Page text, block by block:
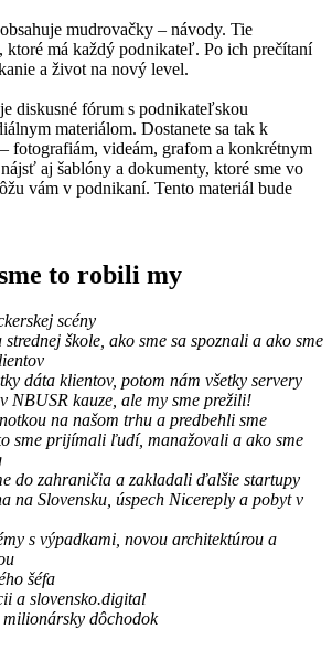
mudrovačky – návody. Tie
ktoré má každý podnikateľ. Po ich prečítaní
a život na nový level.
diskusné fórum s podnikateľskou
materiálom. Dostanete sa tak k
fotografiám, videám, grafom a konkrétnym
aj šablóny a dokumenty, ktoré sme vo
vám v podnikaní. Tento materiál bude
to robili my
scény
škole, ako sme sa spoznali a ako sme
dáta klientov, potom nám všetky servery
NBUSR kauze, ale my sme prežili!
na našom trhu a predbehli sme
sme prijímali ľudí, manažovali a ako sme
do zahraničia a zakladali ďalšie startupy
na Slovensku, úspech Nicereply a pobyt v
s výpadkami, novou architektúrou a
šéfa
a slovensko.digital
dôchodok